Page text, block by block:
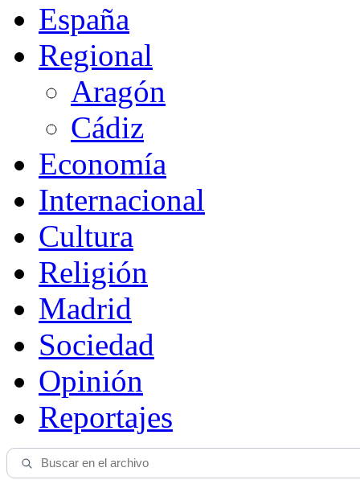
España
Regional
Aragón
Cádiz
Economía
Internacional
Cultura
Religión
Madrid
Sociedad
Opinión
Reportajes